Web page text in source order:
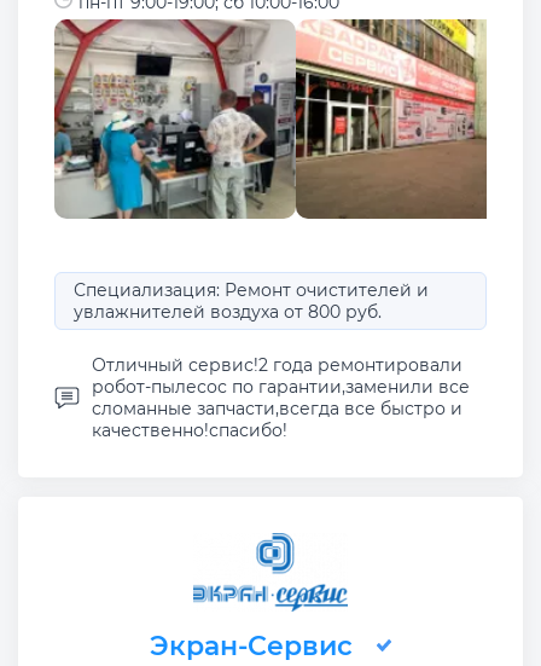
Специализация: Ремонт очистителей и
увлажнителей воздуха от 800 руб.
Отличный сервис!2 года ремонтировали
робот-пылесос по гарантии,заменили все
сломанные запчасти,всегда все быстро и
качественно!спасибо!
Экран-Сервис